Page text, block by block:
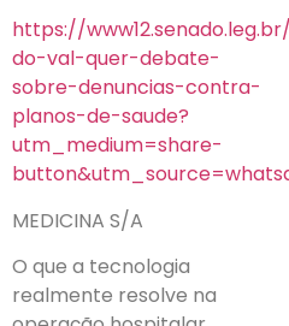
https://
do-val-quer-debate-
sobre-denuncias-contra-
planos-de-saude?
utm_medium=share-
MEDICINA S/A
O que a tecnologia
realmente resolve na